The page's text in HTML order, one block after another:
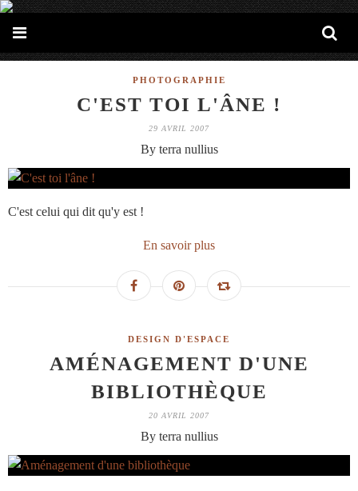
PHOTOGRAPHIE
C'EST TOI L'ÂNE !
29 AVRIL 2007
By terra nullius
C'est celui qui dit qu'y est !
En savoir plus
DESIGN D'ESPACE
AMÉNAGEMENT D'UNE
BIBLIOTHÈQUE
20 AVRIL 2007
By terra nullius